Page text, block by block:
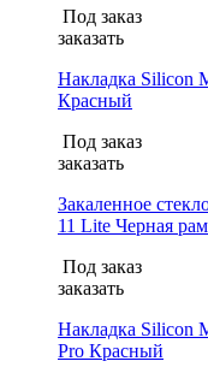
Под заказ
заказать
Накладка Silicon
Красный
Под заказ
заказать
Закаленное
11 Lite Черная
Под заказ
заказать
Накладка Silicon
Pro Красный